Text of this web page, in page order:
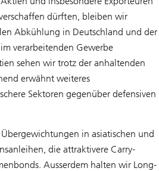
dürften, bleiben wir
Abkühlung in Deutschland und der
verarbeitenden Gewerbe
sehen wir trotz der anhaltenden
erwähnt weiteres
Sektoren gegenüber defensiven
in asiatischen und
die attraktivere Carry-
Ausserdem halten wir Long-